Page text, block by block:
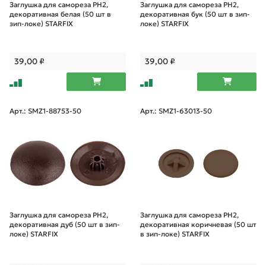
Заглушка для самореза PH2,
декоративная белая (50 шт в
зип-локе) STARFIX
39,00₽
Заглушка для самореза PH2,
декоративная бук (50 шт в зип-
локе) STARFIX
39,00₽
Арт.: SMZ1-88753-50
Заглушка для самореза PH2,
декоративная дуб (50 шт в зип-
локе) STARFIX
Арт.: SMZ1-63013-50
Заглушка для самореза PH2,
декоративная коричневая (50 шт
в зип-локе) STARFIX